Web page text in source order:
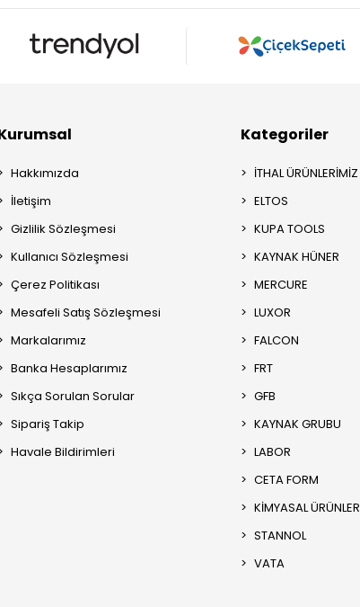
Hakkımızda
İletişim
Gizlilik Sözleşmesi
Kullanıcı Sözleşmesi
Çerez Politikası
Mesafeli Satış Sözleşmesi
Markalarımız
Banka Hesaplarımız
Sıkça Sorulan Sorular
Sipariş Takip
Havale Bildirimleri
Kategoriler
İTHAL ÜRÜNLERİMİZ
ELTOS
KUPA TOOLS
KAYNAK HÜNER
MERCURE
LUXOR
FALCON
FRT
GFB
KAYNAK GRUBU
LABOR
CETA FORM
KİMYASAL ÜRÜNLER
STANNOL
VATA